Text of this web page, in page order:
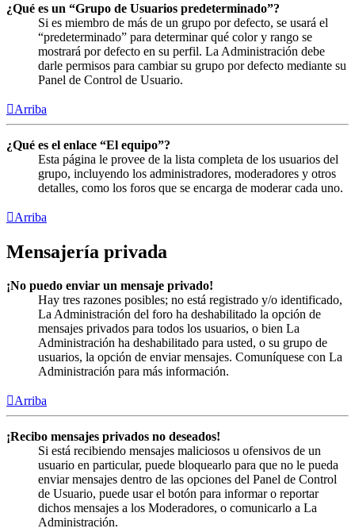
¿Qué es un “Grupo de Usuarios predeterminado”?
Si es miembro de más de un grupo por defecto, se usará el
“predeterminado” para determinar qué color y rango se
mostrará por defecto en su perfil. La Administración debe
darle permisos para cambiar su grupo por defecto mediante su
Panel de Control de Usuario.
Arriba
¿Qué es el enlace “El equipo”?
Esta página le provee de la lista completa de los usuarios del
grupo, incluyendo los administradores, moderadores y otros
detalles, como los foros que se encarga de moderar cada uno.
Arriba
Mensajería privada
¡No puedo enviar un mensaje privado!
Hay tres razones posibles; no está registrado y/o identificado,
La Administración del foro ha deshabilitado la opción de
mensajes privados para todos los usuarios, o bien La
Administración ha deshabilitado para usted, o su grupo de
usuarios, la opción de enviar mensajes. Comuníquese con La
Administración para más información.
Arriba
¡Recibo mensajes privados no deseados!
Si está recibiendo mensajes maliciosos u ofensivos de un
usuario en particular, puede bloquearlo para que no le pueda
enviar mensajes dentro de las opciones del Panel de Control
de Usuario, puede usar el botón para informar o reportar
dichos mensajes a los Moderadores, o comunicarlo a La
Administración.